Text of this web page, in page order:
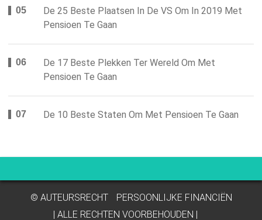
De 25 Beste Plaatsen In De VS Om In 2019 Met
Pensioen Te Gaan
De 17 Beste Plekken Ter Wereld Om Met
Pensioen Te Gaan
De 10 Beste Staten Om Met Pensioen Te Gaan
© AUTEURSRECHT
PERSOONLIJKE FINANCIËN
| ALLE RECHTEN VOORBEHOUDEN |